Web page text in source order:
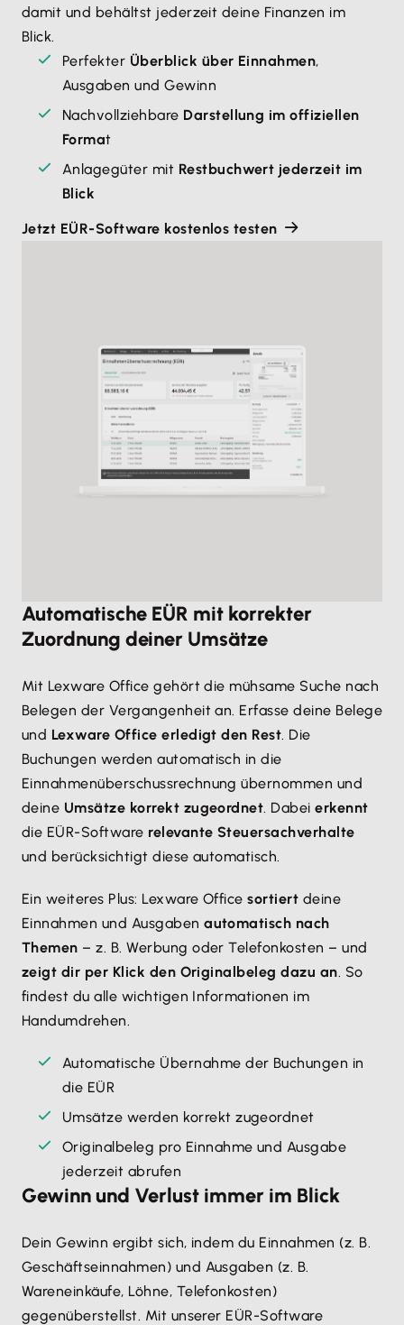
damit und behältst jederzeit deine Finanzen im
Blick.
Perfekter Überblick über Einnahmen,
Ausgaben und Gewinn
Nachvollziehbare Darstellung im offiziellen
Format
Anlagegüter mit Restbuchwert jederzeit im
Blick
Jetzt EÜR-Software kostenlos testen
Automatische EÜR mit korrekter
Zuordnung deiner Umsätze
Mit Lexware Office gehört die mühsame Suche nach
Belegen der Vergangenheit an. Erfasse deine Belege
und Lexware Office erledigt den Rest. Die
Buchungen werden automatisch in die
Einnahmenüberschussrechnung übernommen und
deine Umsätze korrekt zugeordnet. Dabeierkennt
die EÜR-Software relevante Steuersachverhalte
und berücksichtigt diese automatisch.
Ein weiteres Plus: Lexware Officesortiert deine
Einnahmen und Ausgabenautomatisch nach
Themen – z. B. Werbung oder Telefonkosten – und
zeigt dir per Klick den Originalbeleg dazu an. So
findest du alle wichtigen Informationen im
Handumdrehen.
Automatische Übernahme der Buchungen in
die EÜR
Umsätze werden korrekt zugeordnet
Originalbeleg pro Einnahme und Ausgabe
jederzeit abrufen
Gewinn und Verlust immer im Blick
Dein Gewinn ergibt sich, indem du Einnahmen (z. B.
Geschäftseinnahmen) und Ausgaben (z. B.
Wareneinkäufe, Löhne, Telefonkosten)
gegenüberstellst. Mit unserer EÜR-Software